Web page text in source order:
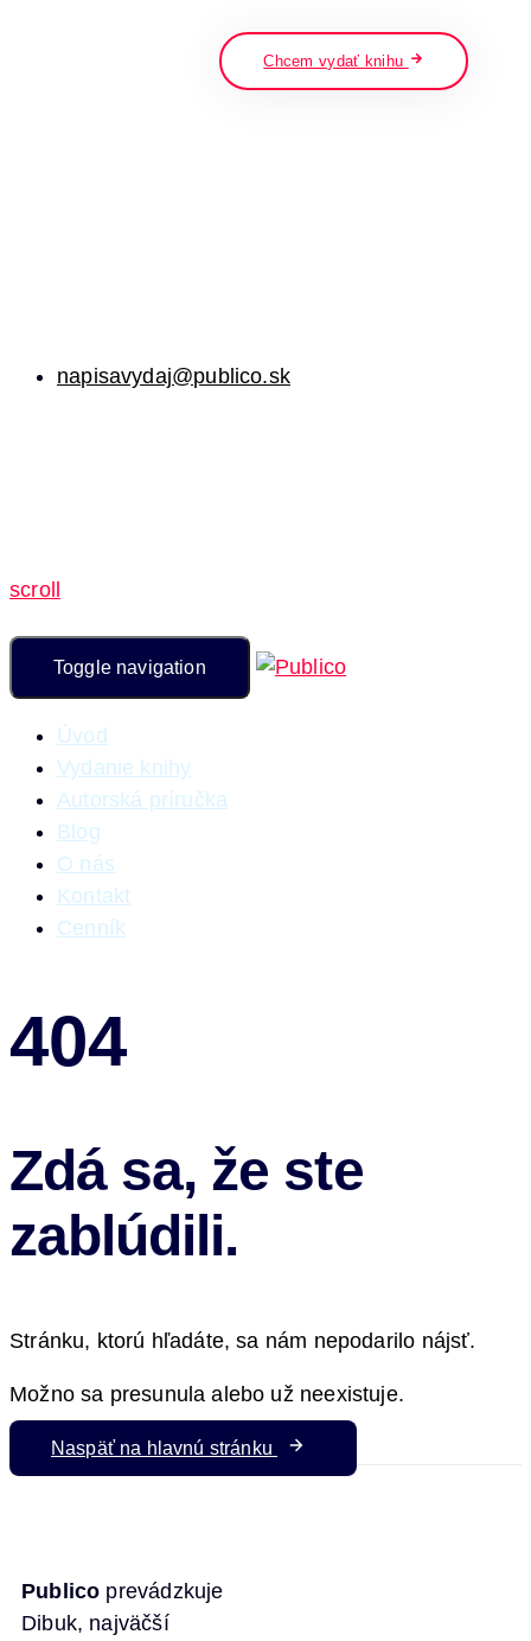
Chcem vydať knihu
napisavydaj@publico.sk
scroll
Toggle navigation
Úvod
Vydanie knihy
Autorská príručka
Blog
O nás
Kontakt
Cenník
404
Zdá sa, že ste
zablúdili.
Stránku, ktorú hľadáte, sa nám nepodarilo nájsť.
Možno sa presunula alebo už neexistuje.
Naspäť na hlavnú stránku
Publico prevádzkuje
Dibuk, najväčší